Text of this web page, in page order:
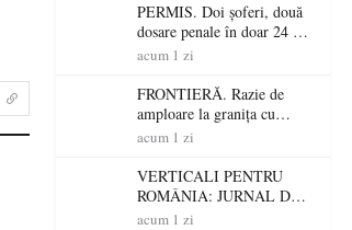
PERMIS. Doi șoferi, două
dosare penale în doar 24 de
ore la Petea! Unul avea
nu a avut niciodată permis
acum 1 zi
FRONTIERĂ. Razie de
amploare la granița cu
Ungaria! 800 de persoane și
verificate
acum 1 zi
VERTICALI PENTRU
ROMÂNIA: JURNAL DE
CĂLĂTORIE FIJET
acum 1 zi